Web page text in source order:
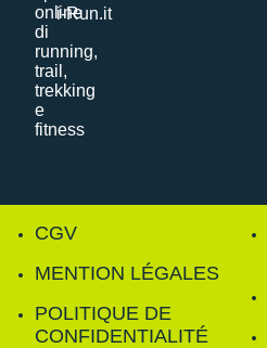
i-Run.it
CGV
MENTION LÉGALES
POLITIQUE DE
CONFIDENTIALITÉ